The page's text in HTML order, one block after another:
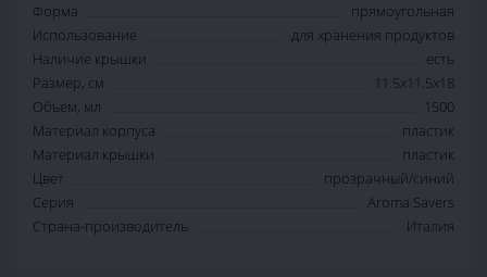
Форма
прямоугольная
Использование
для хранения продуктов
Наличие крышки
есть
Размер, см
11.5х11.5х18
Объем, мл
1500
Материал корпуса
пластик
Материал крышки
пластик
Цвет
прозрачный/синий
Серия
Aroma Savers
Страна-производитель
Италия